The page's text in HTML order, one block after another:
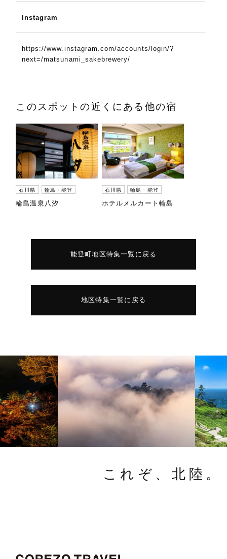
Instagram
https://www.instagram.com/accounts/login/?
next=/matsunami_sakebrewery/
このスポットの近くにある他の宿
石川県 輪島・能登
輪島温泉八汐
石川県 輪島・能登
ホテルメルカート輪島
能登町地区特集一覧に戻る
地区特集一覧に戻る
これぞ、北陸。